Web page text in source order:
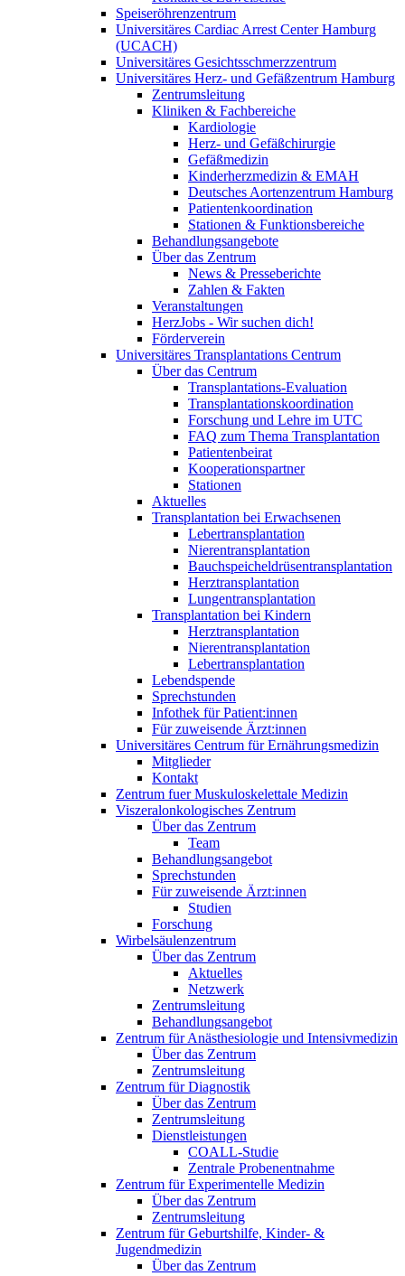
Speiseröhrenzentrum
Universitäres Cardiac Arrest Center Hamburg
(UCACH)
Universitäres Gesichtsschmerzzentrum
Universitäres Herz- und Gefäßzentrum Hamburg
Zentrumsleitung
Kliniken & Fachbereiche
Kardiologie
Herz- und Gefäßchirurgie
Gefäßmedizin
Kinderherzmedizin & EMAH
Deutsches Aortenzentrum Hamburg
Patientenkoordination
Stationen & Funktionsbereiche
Behandlungsangebote
Über das Zentrum
News & Presseberichte
Zahlen & Fakten
Veranstaltungen
HerzJobs - Wir suchen dich!
Förderverein
Universitäres Transplantations Centrum
Über das Centrum
Transplantations-Evaluation
Transplantationskoordination
Forschung und Lehre im UTC
FAQ zum Thema Transplantation
Patientenbeirat
Kooperationspartner
Stationen
Aktuelles
Transplantation bei Erwachsenen
Lebertransplantation
Nierentransplantation
Bauchspeicheldrüsentransplantation
Herztransplantation
Lungentransplantation
Transplantation bei Kindern
Herztransplantation
Nierentransplantation
Lebertransplantation
Lebendspende
Sprechstunden
Infothek für Patient:innen
Für zuweisende Ärzt:innen
Universitäres Centrum für Ernährungsmedizin
Mitglieder
Kontakt
Zentrum fuer Muskuloskelettale Medizin
Viszeral­onkologisches Zentrum
Über das Zentrum
Team
Behandlungsangebot
Sprechstunden
Für zuweisende Ärzt:innen
Studien
Forschung
Wirbelsäulenzentrum
Über das Zentrum
Aktuelles
Netzwerk
Zentrumsleitung
Behandlungsangebot
Zentrum für Anästhesiologie und Intensivmedizin
Über das Zentrum
Zentrumsleitung
Zentrum für Diagnostik
Über das Zentrum
Zentrumsleitung
Dienstleistungen
COALL-Studie
Zentrale Probenentnahme
Zentrum für Experimentelle Medizin
Über das Zentrum
Zentrumsleitung
Zentrum für Geburtshilfe, Kinder- &
Jugendmedizin
Über das Zentrum